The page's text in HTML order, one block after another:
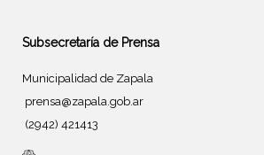
Subsecretaría de Prensa
Municipalidad de Zapala
prensa@zapala.gob.ar
(2942) 421413